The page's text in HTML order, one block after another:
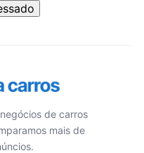
de carros
mais de